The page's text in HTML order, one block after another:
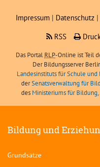
Impressum | Datenschutz |
RSS
Das Portal RLP-Online ist Teil
Der Bildungsserver
Landesinstituts für Schule
derSenatsverwaltung für
des Ministeriums für
Bildung und
Grundsätze